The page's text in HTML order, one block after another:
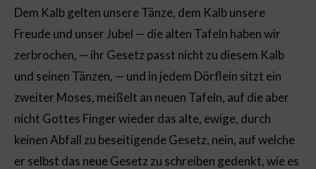
Dem Kalb gelten unsere Tänze, dem Kalb unsere
Freude und unser Jubel — die alten Tafeln haben wir
zerbrochen, — ihr Gesetz passt nicht zu diesem Kalb
und seinen Tänzen, — und in jedem Dörflein sitzt ein
zweiter Moses, meißelt an neuen Tafeln, auf die aber
nicht Gottes Finger wieder das alte, ewige, durch
keinen Abfall zu beseitigende Gesetz, nein, auf welche
er selbst das neue Gesetz zu schreiben gedenkt, wie es